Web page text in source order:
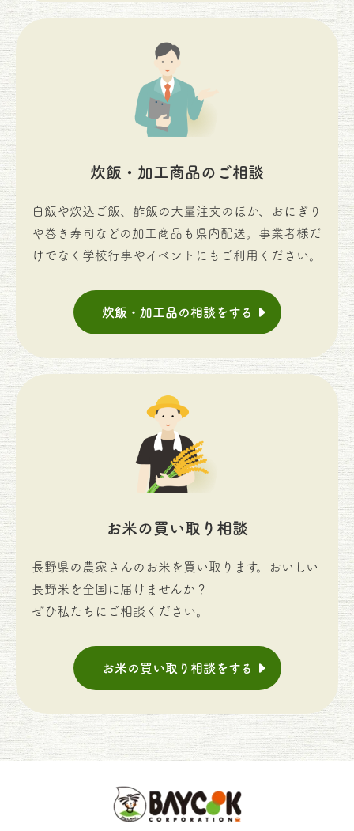
炊飯・加工商品のご相談
白飯や炊込ご飯、酢飯の大量注文のほか、おにぎり
や巻き寿司などの加工商品も県内配送。事業者様だ
けでなく学校行事やイベントにもご利用ください。
炊飯・加工品の相談をする
お米の買い取り相談
長野県の農家さんのお米を買い取ります。おいしい
長野米を全国に届けませんか？
ぜひ私たちにご相談ください。
お米の買い取り相談をする